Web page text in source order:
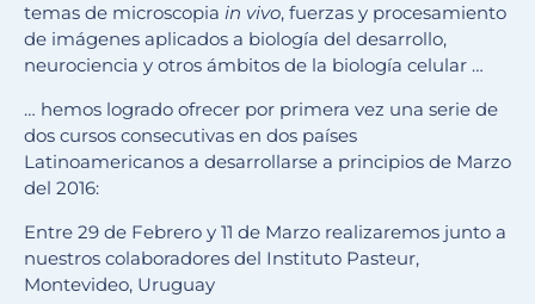
temas de microscopia in vivo, fuerzas y procesamiento
de imágenes aplicados a biología del desarrollo,
neurociencia y otros ámbitos de la biología celular …
… hemos logrado ofrecer por primera vez una serie de
dos cursos consecutivas en dos países
Latinoamericanos a desarrollarse a principios de Marzo
del 2016:
Entre 29 de Febrero y 11 de Marzo realizaremos junto a
nuestros colaboradores del Instituto Pasteur,
Montevideo, Uruguay